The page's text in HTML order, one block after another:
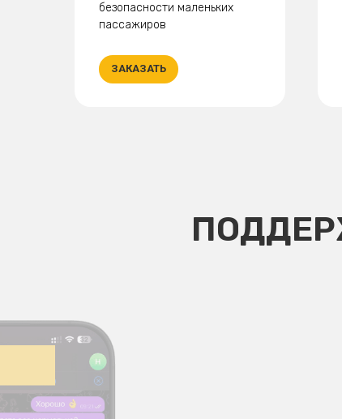
безопасности маленьких
пассажиров
ЗАКАЗАТЬ